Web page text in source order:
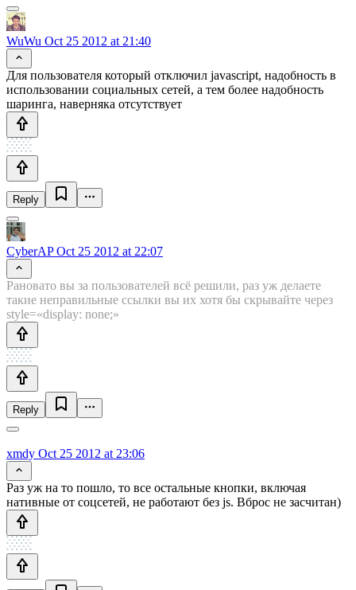
WuWu Oct 25 2012 at 21:40
Для пользователя который отключил javascript, надобность в
использовании социальных сетей, а тем более надобность
шаринга, наверняка отсутствует
Reply
CyberAPOct 25 2012 at 22:07
Рановато вы за пользователей всё решили, раз уж делаете
такие неправильные ссылки вы их хотя бы скрывайте через
style=«display: none;»
Reply
xmdy Oct 25 2012 at 23:06
Раз уж на то пошло, то все остальные кнопки, включая
нативные от соцсетей, не работают без js. Вброс не засчитан)